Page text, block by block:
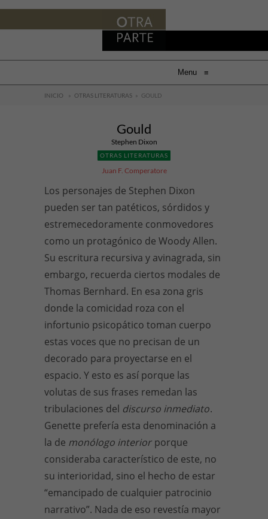
Menu ≡
INICIO » OTRAS LITERATURAS » GOULD
Gould
Stephen Dixon
OTRAS LITERATURAS
Juan F. Comperatore
Los personajes de Stephen Dixon
pueden ser tan patéticos, sórdidos y
estremecedoramente conmovedores
como un protagónico de Woody Allen.
Su escritura recursiva y avinagrada, sin
embargo, recuerda ciertos modales de
Thomas Bernhard. En esa zona gris
donde la comicidad roza con el
infortunio psicopático toman cuerpo
estas voces que no precisan de un
decorado para proyectarse en el
espacio. Y esto es así porque las
volutas de sus frases remedan las
tribulaciones del discurso inmediato.
Genette prefería esta denominación a
la de monólogo interior porque
consideraba característico de este, no
su interioridad, sino el hecho de estar
“emancipado de cualquier patrocinio
narrativo”. Nada de eso revestía mayor